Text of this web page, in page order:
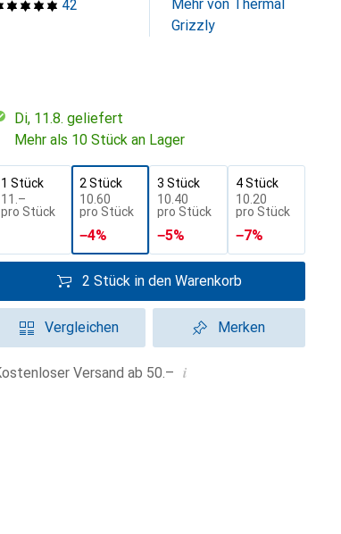
42
Mehr von Thermal
Grizzly
Di, 11.8. geliefert
Mehr als 10 Stück an Lager
1 Stück
CHF
11.–
pro Stück
2 Stück
CHF
10.60
pro Stück
−4%
3 Stück
CHF
10.40
pro Stück
−5%
4 Stück
CHF
10.20
pro Stück
−7%
2 Stück in den Warenkorb
Vergleichen Merken
Kostenloser Versand ab 50.– i